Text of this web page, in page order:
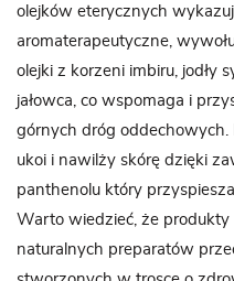
olejków eterycznych
aromaterapeutyczne,
olejki z korzeni imbiru, jodły
jałowca, co wspomaga i
górnych dróg oddechowych.
ukoi i nawilży skórę dzięki
panthenolu który
Warto wiedzieć, że produkty
naturalnych preparatów